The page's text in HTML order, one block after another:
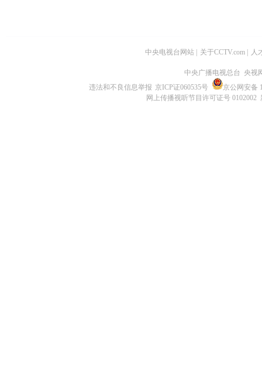
中央电视台网站 关于CCTV.com 人
中央广播电视总台 央视
违法和不良信息举报 京ICP证060535号
京公网安备
网上传播视听节目许可证号 0102002